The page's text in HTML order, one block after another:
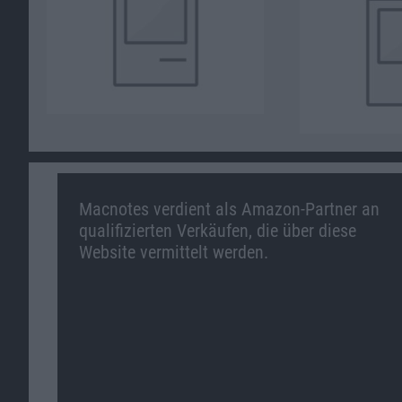
Macnotes verdient als Amazon-Partner an
qualifizierten Verkäufen, die über diese
Website vermittelt werden.